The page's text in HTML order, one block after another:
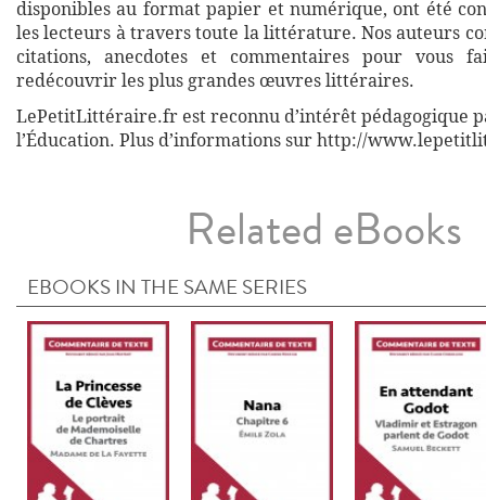
disponibles au format papier et numérique, ont été
les lecteurs à travers toute la littérature. Nos auteurs
citations, anecdotes et commentaires pour vous
redécouvrir les plus grandes œuvres littéraires.
LePetitLittéraire.fr est reconnu d’intérêt pédagogique
l’Éducation. Plus d’informations sur http://
Related eBooks
EBOOKS IN THE SAME SERIES